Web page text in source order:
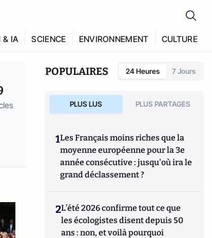
& IA SCIENCE ENVIRONNEMENT CULTURE
POPULAIRES 24 Heures 7 Jours
PLUS LUS PLUS PARTAGES
1Les Français moins riches que la
moyenne européenne pour la 3e
année consécutive : jusqu'où ira le
grand déclassement ?
2L’été 2026 confirme tout ce que
les écologistes disent depuis 50
ans : non, et voilà pourquoi